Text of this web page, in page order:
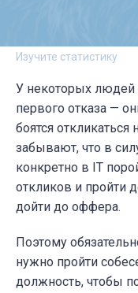
Изучите статистику
У некоторых людей
первого отказа —
боятся
забывают, что в
конкретно в IT
откликов и пройти
дойти до оффера.
Поэтому
нужно пройти
должность, чтобы